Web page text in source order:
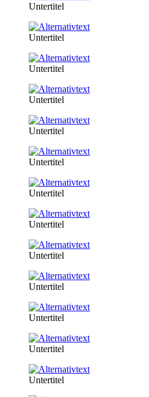
Untertitel
Untertitel
Untertitel
Untertitel
Untertitel
Untertitel
Untertitel
Untertitel
Untertitel
Untertitel
Untertitel
Untertitel
Untertitel